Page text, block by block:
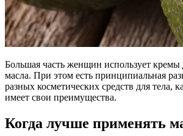
Большая часть женщин использует кремы
масла. При этом есть принципиальная
разных косметических средств для тела,
имеет свои преимущества.
Когда лучше применять